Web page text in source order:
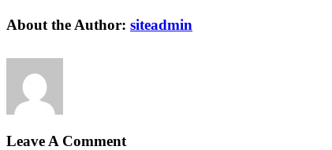
Facebook
Twitter
Linkedin
Reddit
Tumblr
Google+
Pinterest
Vk
Email
About the Author: siteadmin
Leave A Comment